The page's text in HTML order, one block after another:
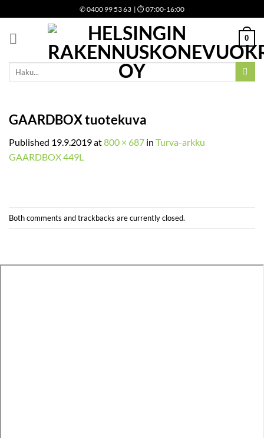
to
content
✆0400 99 53 63 | ⏱ 07:00-16:00
0
Etsi:
GAARDBOX tuotekuva
Published 19.9.2019at800 × 687 in Turva-arkku
GAARDBOX 449L
Both comments and trackbacks are currently closed.